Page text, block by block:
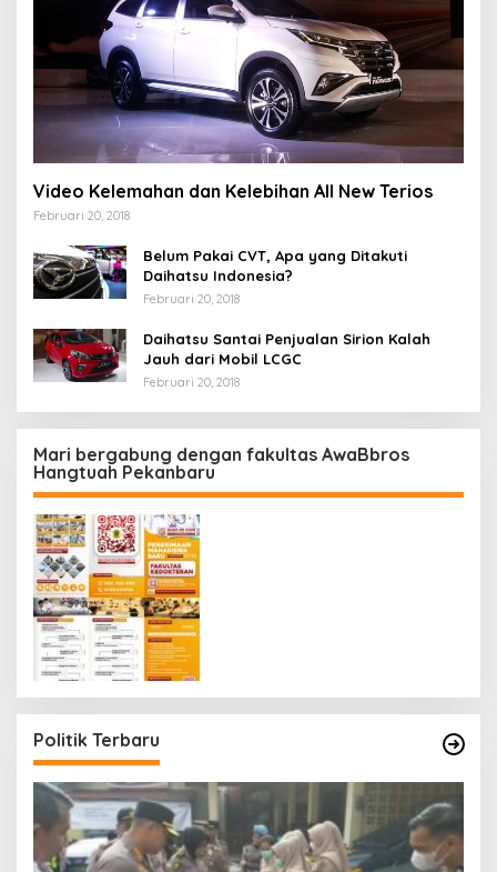
Video Kelemahan dan Kelebihan All New Terios
Februari 20, 2018
Belum Pakai CVT, Apa yang Ditakuti
Daihatsu Indonesia?
Februari 20, 2018
Daihatsu Santai Penjualan Sirion Kalah
Jauh dari Mobil LCGC
Februari 20, 2018
Mari bergabung dengan fakultas AwaBbros
Hangtuah Pekanbaru
Politik Terbaru